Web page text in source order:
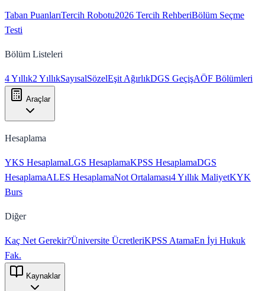
Taban PuanlarıTercih Robotu2026 Tercih RehberiBölüm Seçme
Testi
Bölüm Listeleri
4 Yıllık2 YıllıkSayısalSözelEşit AğırlıkDGS GeçişAÖF Bölümleri
Araçlar
Hesaplama
YKS HesaplamaLGS HesaplamaKPSS HesaplamaDGS
HesaplamaALES HesaplamaNot Ortalaması4 Yıllık MaliyetKYK
Burs
Diğer
Kaç Net Gerekir?Üniversite ÜcretleriKPSS AtamaEn İyi Hukuk
Fak.
Kaynaklar